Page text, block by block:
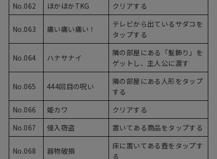
No.062
ほかほかTKG クリアする
No.063 痛い痛い痛い！
テレビから出ているサダコを
タップする
No.064 ハナサナイ
隣の部屋にある「髪飾り」を
ゲットし、主人公に渡す
No.065 444回目の呪い
隣の部屋にある人形をタップ
する
No.066
姫カワ
クリアする
No.067
侵入窃盗 置いてある商品をタップする
No.068 器物破損
床に置いてある壺をタップす
る